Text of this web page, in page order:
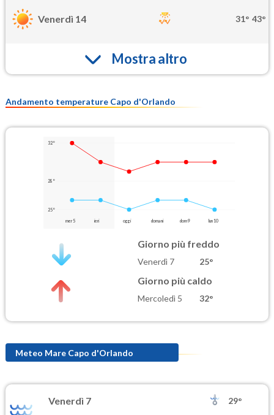
Venerdì 14 31° 43°
Mostra altro
Andamento temperature Capo d'Orlando
32°
28°
25°
mer 5 ieri oggi domani dom 9 lun 10
Giorno più freddo
Venerdì 7 25°
Giorno più caldo
Mercoledì 5 32°
Meteo Mare Capo d'Orlando
Venerdì 7
29°